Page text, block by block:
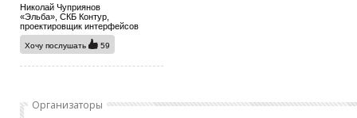
Николай Чуприянов
«Эльба», СКБ Контур,
проектировщик интерфейсов
Хочу послушать 59
Организаторы